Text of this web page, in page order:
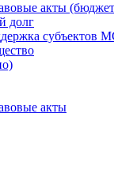
акты
долг
субъектов
акты